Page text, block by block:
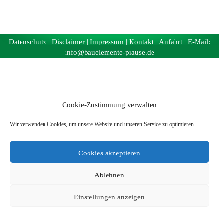
Cookie-Zustimmung verwalten
Wir verwenden Cookies, um unsere Website und unseren Service zu optimieren.
Cookies akzeptieren
Ablehnen
Einstellungen anzeigen
Datenschutz | Disclaimer | Impressum | Kontakt | Anfahrt | E-Mail:
info@bauelemente-prause.de